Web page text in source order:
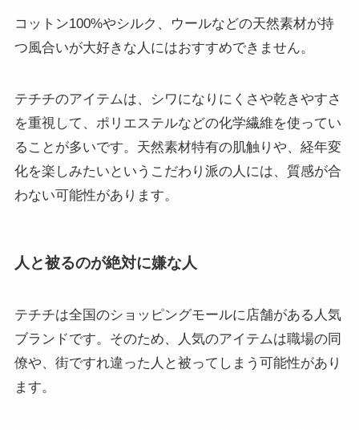
コットン100%やシルク、ウールなどの天然素材が持
つ風合いが大好きな人にはおすすめできません。
テチチのアイテムは、シワになりにくさや乾きやすさ
を重視して、ポリエステルなどの化学繊維を使ってい
ることが多いです。天然素材特有の肌触りや、経年変
化を楽しみたいというこだわり派の人には、質感が合
わない可能性があります。
人と被るのが絶対に嫌な人
テチチは全国のショッピングモールに店舗がある人気
ブランドです。そのため、人気のアイテムは職場の同
僚や、街ですれ違った人と被ってしまう可能性があり
ます。